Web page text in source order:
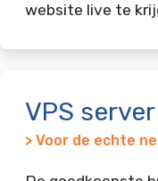
website live te
VPS server
> Voor de echte